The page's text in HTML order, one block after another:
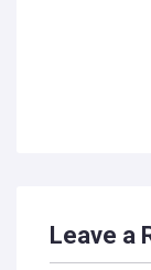
Leave a